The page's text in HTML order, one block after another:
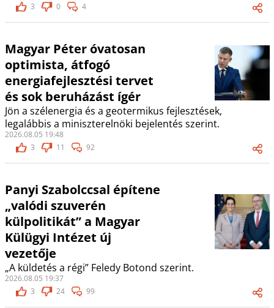
3
0 4
Magyar Péter óvatosan
optimista, átfogó
energiafejlesztési tervet
és sok beruházást ígér
Jön a szélenergia és a geotermikus fejlesztések,
legalábbis a miniszterelnöki bejelentés szerint.
2026.08.05 19:48
3
11 92
Panyi Szabolccsal építene
„valódi szuverén
külpolitikát” a Magyar
Külügyi Intézet új
vezetője
„A küldetés a régi” Feledy Botond szerint.
2026.08.05 19:37
3
24 99